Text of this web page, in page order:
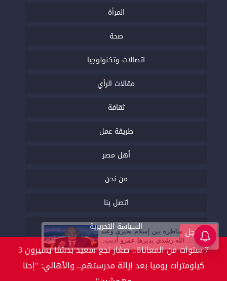
المرأة
صحة
اتصالات وتكنولوجيا
مقالات الرأي
ثقافة
طريقة عمل
أهل مصر
من نحن
اتصل بنا
السياسة التحريرية
عاجل
7 سنوات من المعاناة.. صغار نجع سعيد بدشنا يسيرون 3
كيلومترات يوميا بعد إزالة مدرستهم.. والأهالي: "إحنا